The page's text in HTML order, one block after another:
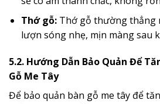
Thớ gỗ:Thớ gỗ thường thẳng
lượn sóng nhẹ, mịn màng sau
5.2. Hướng Dẫn Bảo Quản Để
Gỗ Me Tây
Để bảo quản bàn gỗ me tây để